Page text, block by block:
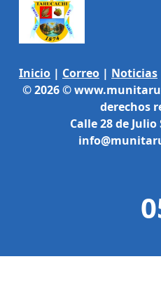
Inicio | Correo | Noticias
© 2026 ©
derechos
Calle 28 de